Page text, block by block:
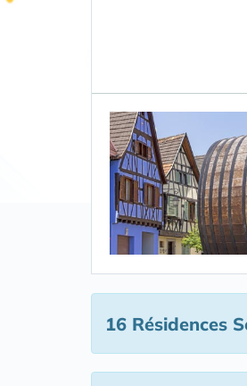
16 Résidences